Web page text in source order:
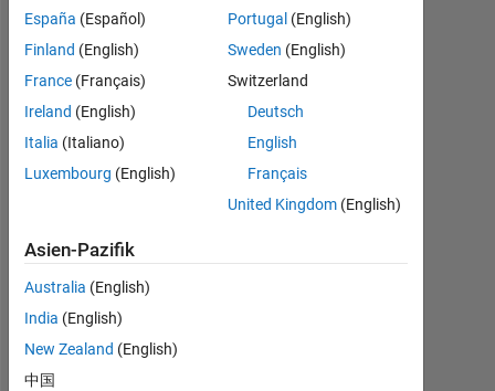
MATLAB Answers
BEITRÄGE
0
2
RANG
España (Español)
Finland (English)
France (Français)
Ireland (English)
Italia (Italiano)
Luxembourg (English)
Portugal (English)
Sweden (English)
Switzerland
Deutsch
English
Français
United Kingdom (English)
Asien-Pazifik
Australia (English)
India (English)
New Zealand (English)
中国